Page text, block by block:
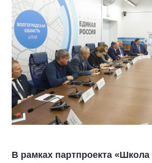
В рамках партпроекта «Школа